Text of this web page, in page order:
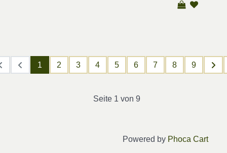
1 2 3 4 5 6 7 8 9
Seite 1 von 9
Powered by Phoca Cart